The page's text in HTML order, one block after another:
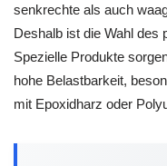
senkrechte als auch
Deshalb ist die Wahl des
Spezielle Produkte
hohe Belastbarkeit,
mit Epoxidharz oder